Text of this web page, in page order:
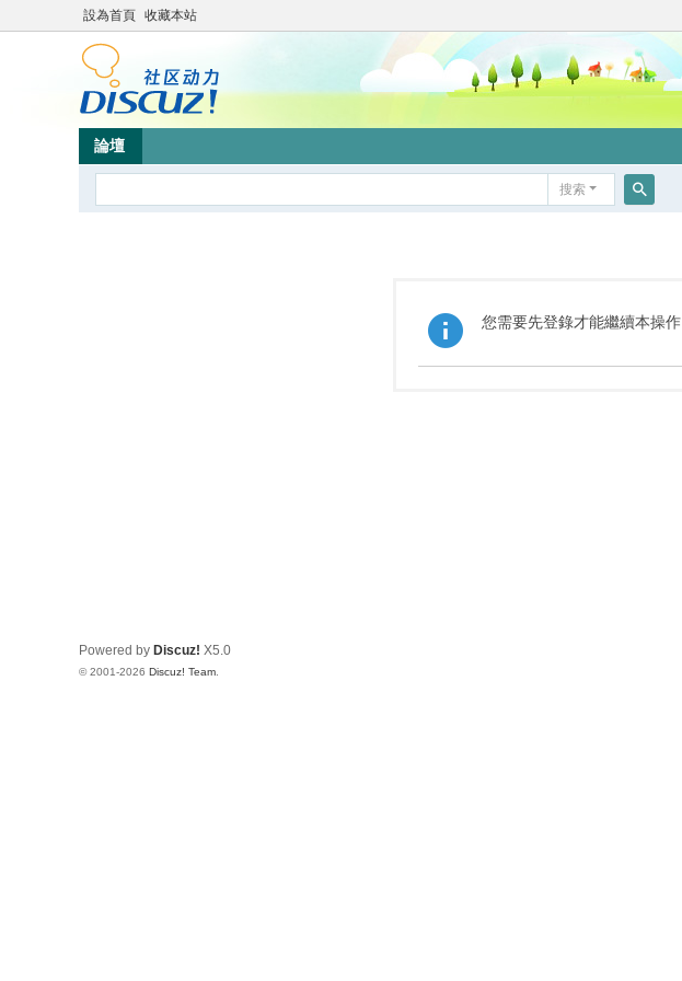
設為首頁 收藏本站
論壇
搜索
您需要先登錄才能繼續本操作
Powered by Discuz! X5.0
© 2001-2026 Discuz! Team